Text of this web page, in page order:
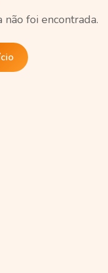
foi encontrada.